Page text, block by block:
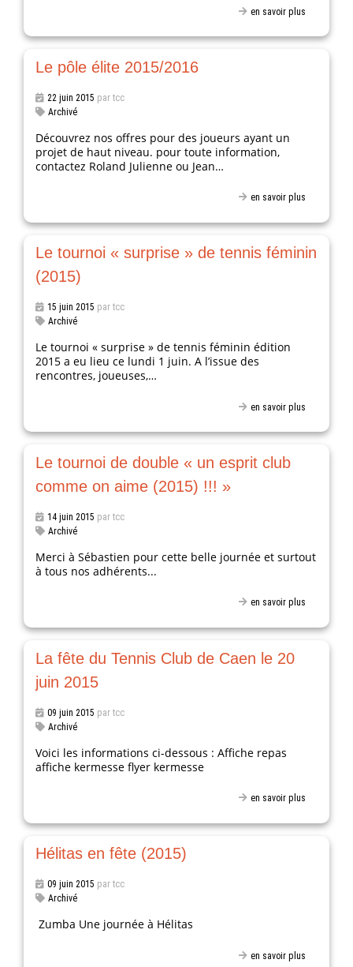
en savoir plus
Le pôle élite 2015/2016
22 juin 2015 par tcc
Archivé
Découvrez nos offres pour des joueurs ayant un
projet de haut niveau. pour toute information,
contactez Roland Julienne ou Jean…
en savoir plus
Le tournoi « surprise » de tennis féminin
(2015)
15 juin 2015 par tcc
Archivé
Le tournoi « surprise » de tennis féminin édition
2015 a eu lieu ce lundi 1 juin. A l’issue des
rencontres, joueuses,…
en savoir plus
Le tournoi de double « un esprit club
comme on aime (2015) !!! »
14 juin 2015 par tcc
Archivé
Merci à Sébastien pour cette belle journée et surtout
à tous nos adhérents...
en savoir plus
La fête du Tennis Club de Caen le 20
juin 2015
09 juin 2015 par tcc
Archivé
Voici les informations ci-dessous : Affiche repas
affiche kermesse flyer kermesse
en savoir plus
Hélitas en fête (2015)
09 juin 2015 par tcc
Archivé
Zumba Une journée à Hélitas
en savoir plus